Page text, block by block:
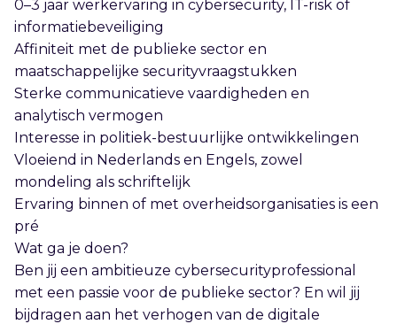
0–3 jaar werkervaring in cybersecurity, IT-risk of
informatiebeveiliging
Affiniteit met de publieke sector en
maatschappelijke securityvraagstukken
Sterke communicatieve vaardigheden en
analytisch vermogen
Interesse in politiek-bestuurlijke ontwikkelingen
Vloeiend in Nederlands en Engels, zowel
mondeling als schriftelijk
Ervaring binnen of met overheidsorganisaties is een
pré
Wat ga je doen?
Ben jij een ambitieuze cybersecurityprofessional
met een passie voor de publieke sector? En wil jij
bijdragen aan het verhogen van de digitale